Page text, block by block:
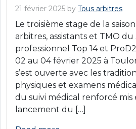
21 février 2025 by Tous arbitres
Le troisième stage de la
arbitres, assistants et TMO
professionnel Top 14 et
02 au 04 février 2025 à
s’est ouverte avec les
physiques et examens
du suivi médical renforcé
lancement du […]